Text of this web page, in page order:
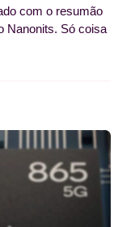
com o resumão
Nanonits. Só coisa